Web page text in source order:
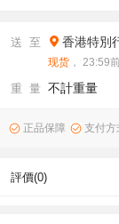
送 至 香港特別
现货 ， 23:59
重 量 不計重量
正品保障 支付方
評價(0)